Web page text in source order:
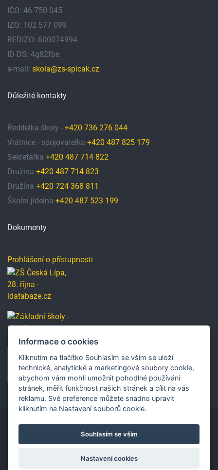
IČO: 46 750 045
IZO: 102 577 099
REDIZO: 600074994
ID DS: 4g82fbe
e-mail: skola@zs-spicak.cz
Důležité kontakty
Ředitelka školy - +420 736 276 044
Vrátnice - spojovatelka +420 487 825 179
Sekretářka +420 487 714 822
Družina +420 487 714 823
Družina +420 724 368 811
Školní jídelna +420 487 523 199
Dokumenty
Prohlášení o přístupnosti
Copyright © 2019 Základní škola, Česká Lípa, 28. října
2733, příspěvková organizace.
Ace IT s.r.o. /SEO Přihlášení
Informace o cookies
Kliknutím na tlačítko Souhlasím se vším se uloží
technické, analytické a marketingové soubory cookie,
abychom vám mohli umožnit pohodlné používání
stránek, měřit funkčnost našich stránek a cílit na vás
reklamu. Své preference můžete snadno upravit
kliknutím na Nastavení souborů cookie.
Souhlasím se vším
Nastavení cookies